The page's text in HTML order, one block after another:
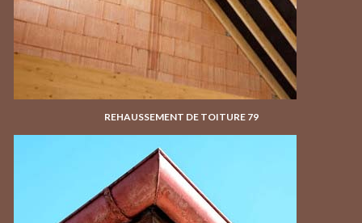
REHAUSSEMENT DE TOITURE 79